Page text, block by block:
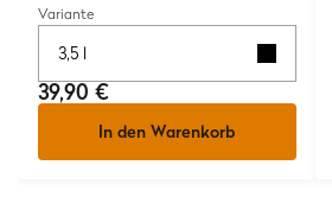
Variante
3,5 l
39,90 €
In den Warenkorb